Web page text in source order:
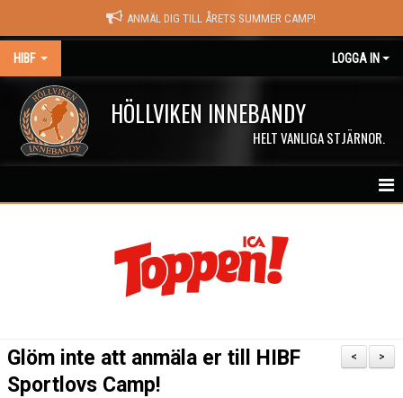
ANMÄL DIG TILL ÅRETS SUMMER CAMP!
HIBF LOGGA IN
HÖLLVIKEN INNEBANDY
HELT VANLIGA STJÄRNOR.
KALENDER
>
<
Glöm inte att anmäla er till HIBF
Sportlovs Camp!